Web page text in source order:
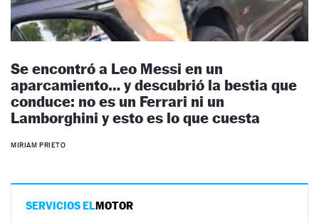
Se encontró a Leo Messi en un
aparcamiento… y descubrió la bestia que
conduce: no es un Ferrari ni un
Lamborghini y esto es lo que cuesta
MIRIAM PRIETO
SERVICIOS ELMOTOR